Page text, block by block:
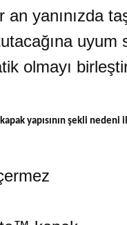
yanınızda
uyum
olmayı
yapısının şekli